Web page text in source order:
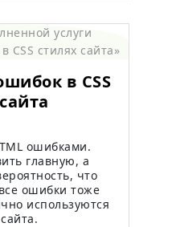
в CSS
ошибками.
главную, а
что
ошибки тоже
используются